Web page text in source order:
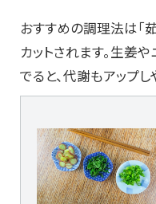
おすすめの調理法は「
カットされます。生姜
でると、代謝もアップし